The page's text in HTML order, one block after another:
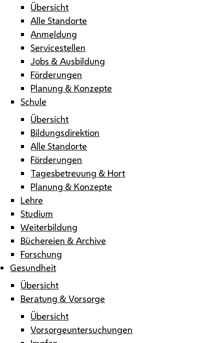
Übersicht
Alle Standorte
Anmeldung
Servicestellen
Jobs & Ausbildung
Förderungen
Planung & Konzepte
Schule
Übersicht
Bildungsdirektion
Alle Standorte
Förderungen
Tagesbetreuung & Hort
Planung & Konzepte
Lehre
Studium
Weiterbildung
Büchereien & Archive
Forschung
Gesundheit
Übersicht
Beratung & Vorsorge
Übersicht
Vorsorgeuntersuchungen